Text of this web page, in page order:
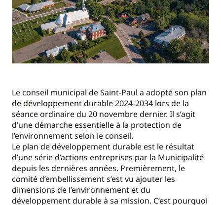
Le conseil municipal de Saint-Paul a adopté son plan
de développement durable 2024-2034 lors de la
séance ordinaire du 20 novembre dernier. Il s’agit
d’une démarche essentielle à la protection de
l’environnement selon le conseil.
Le plan de développement durable est le résultat
d’une série d’actions entreprises par la Municipalité
depuis les dernières années. Premièrement, le
comité d’embellissement s’est vu ajouter les
dimensions de l’environnement et du
développement durable à sa mission. C’est pourquoi